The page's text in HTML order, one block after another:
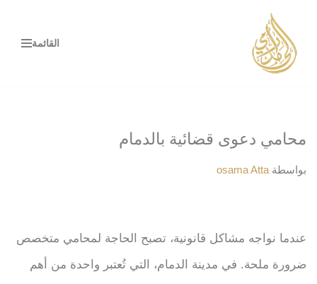
تخطى
إلى
القائمة
محامي دعوى قضائية بالدمام
بواسطة osama Atta
عندما نواجه مشاكل قانونية، تصبح الحاجة لمحامي متخصص
ضرورة ملحة. في مدينة الدمام، التي تُعتبر واحدة من أهم